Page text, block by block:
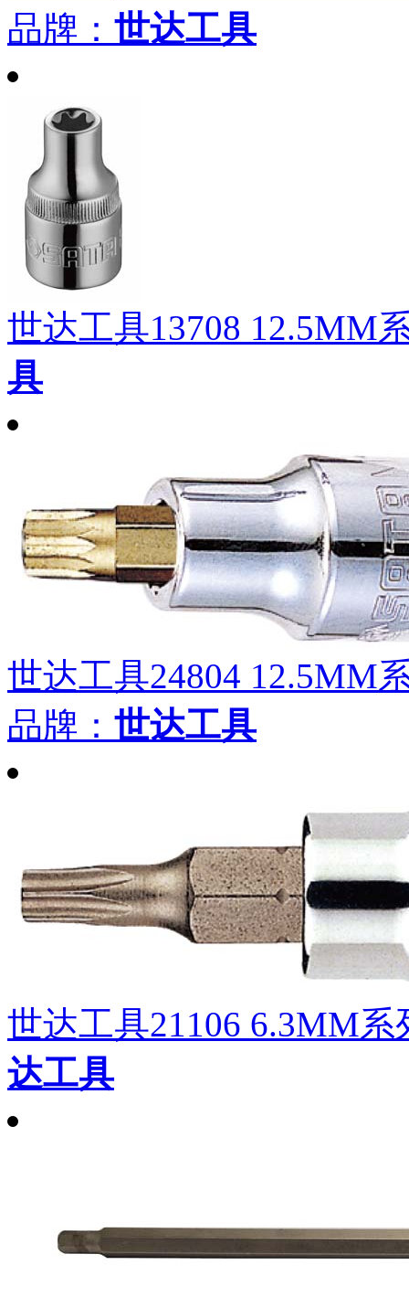
品牌： 世达工具
世达工具13708 12.5MM
具
世达工具24804 12.5MM
品牌： 世达工具
世达工具21106 6.3MM
达工具